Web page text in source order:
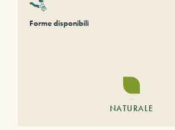
Forme disponibili
NATURALE